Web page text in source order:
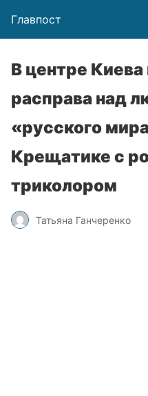
Главпост
В центре
расправа над
«русского
Крещатике с
триколором
Татьяна Ганчеренко